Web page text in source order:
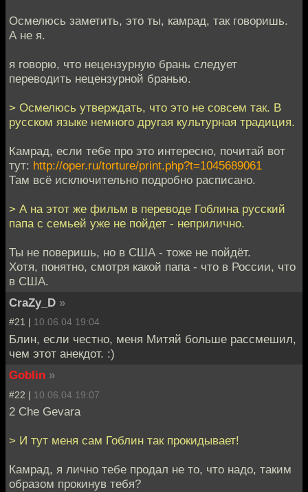
Осмелюсь заметить, это ты, камрад, так говоришь.
А не я.
я говорю, что нецензурную брань следует
переводить нецензурной бранью.
> Осмелюсь утверждать, что это не совсем так. В
русском языке немного другая культурная традиция.
Камрад, если тебе про это интересно, почитай вот
тут: http://oper.ru/torture/print.php?t=1045689061
Там всё исключительно подробно расписано.
> А на этот же фильм в переводе Гоблина русский
папа с семьей уже не пойдет - неприлично.
Ты не поверишь, но в США - тоже не пойдёт.
Хотя, понятно, смотря какой папа - что в России, что
в США.
CraZy_D »
#21 | 10.06.04 19:04
Блин, если честно, меня Митяй больше рассмешил,
чем этот анекдот. :)
Goblin »
#22 | 10.06.04 19:07
2 Che Gevara
> И тут меня сам Гоблин так прокидывает!
Камрад, я лично тебе продал не то, что надо, таким
образом прокинув тебя?